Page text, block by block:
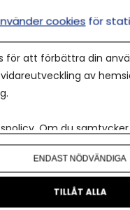
cookies för
för att förbättra din
av
. Om du
hittar du den
ENDAST NÖDVÄNDIGA
TILLÅT ALLA